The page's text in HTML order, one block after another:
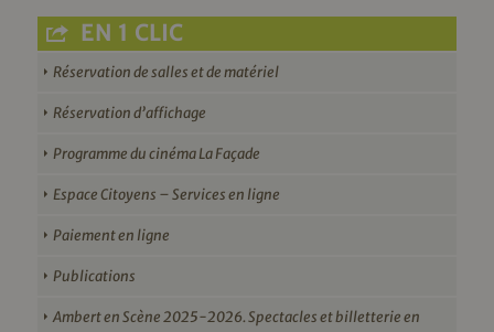
EN 1 CLIC
Réservation de salles et de matériel
Réservation d’affichage
Programme du cinéma La Façade
Espace Citoyens – Services en ligne
Paiement en ligne
Publications
Ambert en Scène 2025-2026. Spectacles et billetterie en